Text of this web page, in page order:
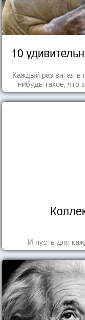
10
Каждый раз витая в
нибудь такое, что
И пусть для